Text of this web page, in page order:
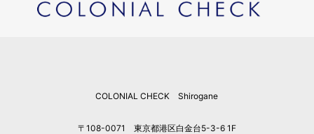
COLONIAL CHECK Shirogane
〒108-0071 東京都港区白金台5-3-6 1F